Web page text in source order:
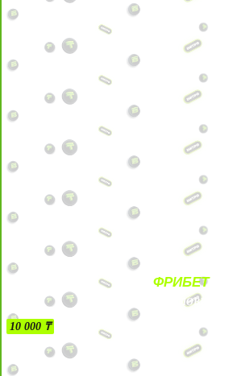
ФРИБЕТ
БЕЗ УСЛОВИЙ
10 000 ₸